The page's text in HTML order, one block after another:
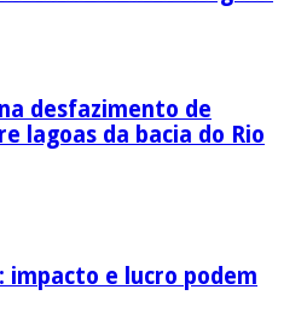
desfazimento de
lagoas da bacia do Rio
impacto e lucro podem